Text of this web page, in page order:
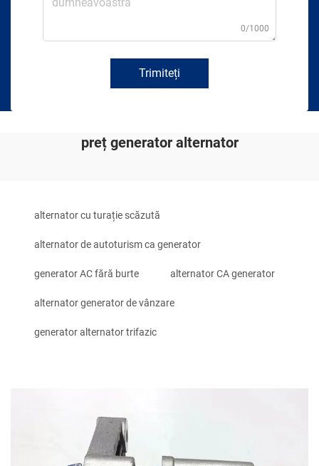
0/1000
Trimiteți
preț generator alternator
alternator cu turație scăzută
alternator de autoturism ca generator
generator AC fără burte alternator CA generator
alternator generator de vânzare
generator alternator trifazic